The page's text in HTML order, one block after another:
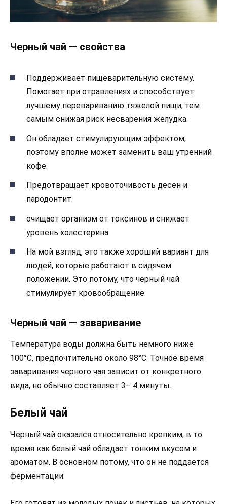
Черный чай — свойства
Поддерживает пищеварительную систему.
Помогает при отравлениях и способствует
лучшему перевариванию тяжелой пищи, тем
самым снижая риск несварения желудка.
Он обладает стимулирующим эффектом,
поэтому вполне может заменить ваш утренний
кофе.
Предотвращает кровоточивость десен и
пародонтит.
очищает организм от токсинов и снижает
уровень холестерина.
На мой взгляд, это также хороший вариант для
людей, которые работают в сидячем
положении. Это потому, что черный чай
стимулирует кровообращение.
Черный чай — заваривание
Температура воды должна быть немного ниже
100°C, предпочтительно около 98°C. Точное время
заваривания черного чая зависит от конкретного
вида, но обычно составляет 3– 4 минуты.
Белый чай
Черный чай оказался относительно крепким, в то
время как белый чай обладает тонким вкусом и
ароматом. В основном потому, что он не поддается
ферментации.